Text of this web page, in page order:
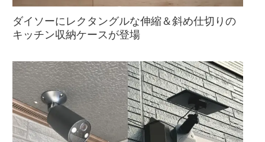
ダイソーにレクタングルな伸縮＆斜め仕切りの
キッチン収納ケースが登場